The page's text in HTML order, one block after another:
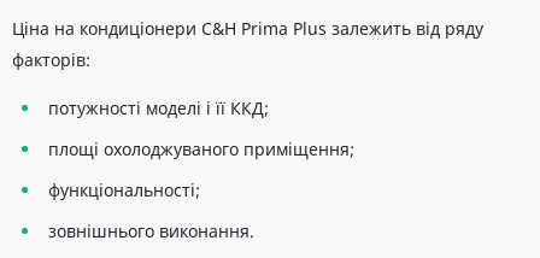
Ціна на кондиціонери C&H Prima Plus залежить від ряду
факторів:
потужності моделі і її ККД;
площі охолоджуваного приміщення;
функціональності;
зовнішнього виконання.